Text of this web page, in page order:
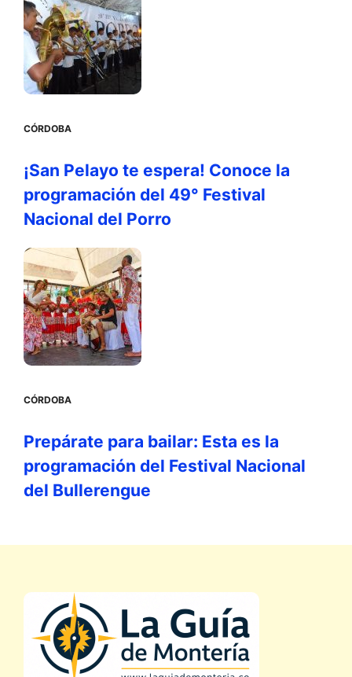
CÓRDOBA
¡San Pelayo te espera! Conoce la
programación del 49° Festival
Nacional del Porro
CÓRDOBA
Prepárate para bailar: Esta es la
programación del Festival Nacional
del Bullerengue